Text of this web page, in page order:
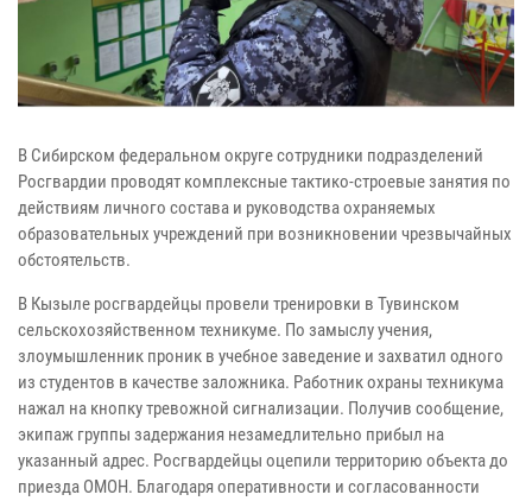
В Сибирском федеральном округе сотрудники подразделений
Росгвардии проводят комплексные тактико-строевые занятия по
действиям личного состава и руководства охраняемых
образовательных учреждений при возникновении чрезвычайных
обстоятельств.
В Кызыле росгвардейцы провели тренировки в Тувинском
сельскохозяйственном техникуме. По замыслу учения,
злоумышленник проник в учебное заведение и захватил одного
из студентов в качестве заложника. Работник охраны техникума
нажал на кнопку тревожной сигнализации. Получив сообщение,
экипаж группы задержания незамедлительно прибыл на
указанный адрес. Росгвардейцы оцепили территорию объекта до
приезда ОМОН. Благодаря оперативности и согласованности